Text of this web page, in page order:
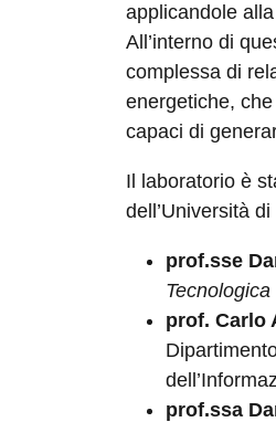
applicandole
All’interno di
complessa di
energetiche,
capaci di
Il laboratorio è
dell’Università
prof.sse
prof. Carlo
prof.ssa